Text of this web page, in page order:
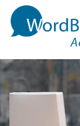
Direkt zum Inhalt